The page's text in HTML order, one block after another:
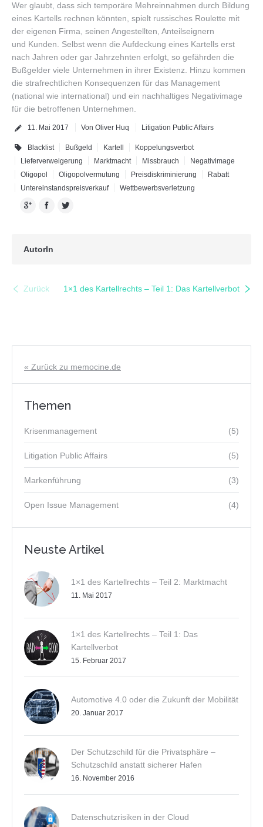
Wer glaubt, dass sich temporäre Mehreinnahmen durch Bildung
eines Kartells rechnen könnten, spielt russisches Roulette mit
der eigenen Firma, seinen Angestellten, Anteilseignern
und Kunden. Selbst wenn die Aufdeckung eines Kartells erst
nach Jahren oder gar Jahrzehnten erfolgt, so gefährden die
Bußgelder viele Unternehmen in ihrer Existenz. Hinzu kommen
die strafrechtlichen Konsequenzen für das Management
(national wie international) und ein nachhaltiges Negativimage
für die betroffenen Unternehmen.
11. Mai 2017 Von Oliver Huq Litigation Public Affairs
Blacklist Bußgeld Kartell
Koppelungsverbot
Lieferverweigerung
Marktmacht Missbrauch
Negativimage
Oligopol
Oligopolvermutung Preisdiskriminierung
Rabatt
Untereinstandspreisverkauf
Wettbewerbsverletzung
Twitter
Facebook
Google+
AutorIn
Zurück 1×1 des Kartellrechts – Teil 1: Das Kartellverbot
« Zurück zu memocine.de
Themen
(5)
Krisenmanagement
(5)
Litigation Public Affairs
(3)
Markenführung
(4)
Open Issue Management
Neuste Artikel
1×1 des Kartellrechts – Teil 2: Marktmacht
11. Mai 2017
1×1 des Kartellrechts – Teil 1: Das
Kartellverbot
15. Februar 2017
Automotive 4.0 oder die Zukunft der Mobilität
20. Januar 2017
Der Schutzschild für die Privatsphäre –
Schutzschild anstatt sicherer Hafen
16. November 2016
Datenschutzrisiken in der Cloud